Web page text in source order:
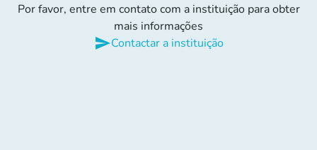
Por favor, entre em contato com a instituição para obter
mais informações
sendContactar a instituição